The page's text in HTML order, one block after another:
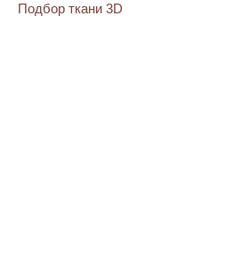
Подбор ткани 3D